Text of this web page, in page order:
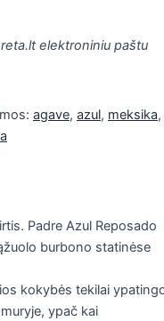
elektroniniu paštu
agave, azul, meksika,
Padre Azul Reposado
burbono statinėse
kokybės tekilai
ypač kai